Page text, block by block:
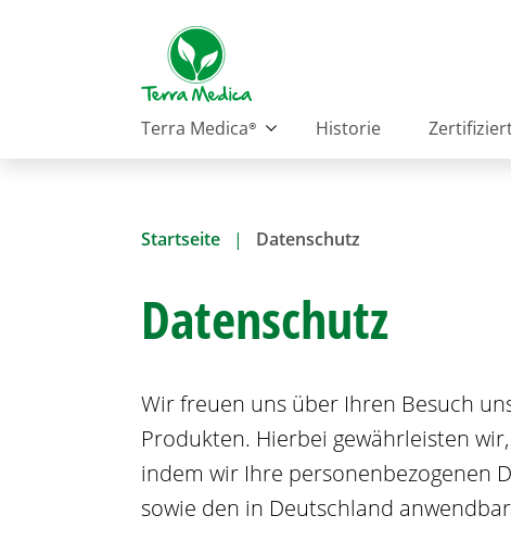
H
t
v
t
i
o
n
Terra Medica® Historie
Startseite Datenschutz
Datenschutz
Wir freuen uns über Ihren Besuch
Produkten. Hierbei gewährleisten
indem wir Ihre personenbezogenen
sowie den in Deutschland